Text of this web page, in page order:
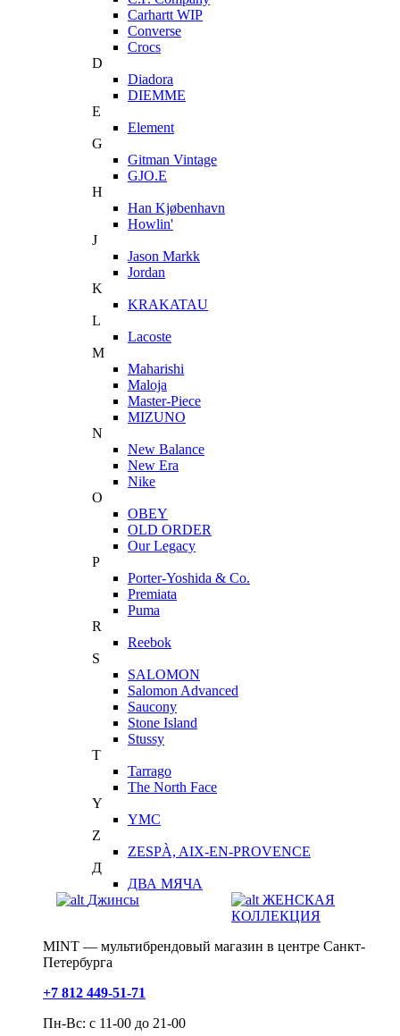
Carhartt WIP
Converse
Crocs
D
Diadora
DIEMME
E
Element
G
Gitman Vintage
GJO.E
H
Han Kjøbenhavn
Howlin'
J
Jason Markk
Jordan
K
KRAKATAU
L
Lacoste
M
Maharishi
Maloja
Master-Piece
MIZUNO
N
New Balance
New Era
Nike
O
OBEY
OLD ORDER
Our Legacy
P
Porter-Yoshida & Co.
Premiata
Puma
R
Reebok
S
SALOMON
Salomon Advanced
Saucony
Stone Island
Stussy
T
Tarrago
The North Face
Y
YMC
Z
ZESPÀ, AIX-EN-PROVENCE
Д
ДВА МЯЧА
Джинсы
ЖЕНСКАЯ
КОЛЛЕКЦИЯ
MINT — мультибрендовый магазин в центре Санкт-
Петербурга
+7 812 449-51-71
Пн-Вс: с 11-00 до 21-00